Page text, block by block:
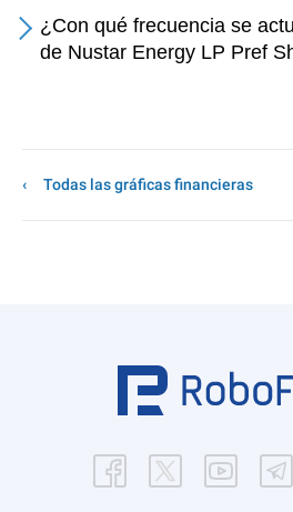
¿Con qué frecuencia se
de Nustar Energy LP Pref
Todas las gráficas financieras